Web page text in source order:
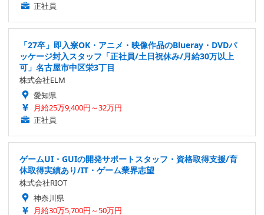
正社員
「27卒」即入寮OK・アニメ・映像作品のBlueray・DVDパ
ッケージ封入スタッフ「正社員/土日祝休み/月給30万以上
可」名古屋市中区栄3丁目
株式会社ELM
愛知県
月給25万9,400円～32万円
正社員
ゲームUI・GUIの開発サポートスタッフ・資格取得支援/育
休取得実績あり/IT・ゲーム業界志望
株式会社RIOT
神奈川県
月給30万5,700円～50万円